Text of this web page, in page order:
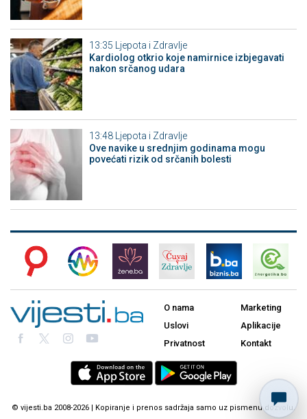
13:35
Ljepota i Zdravlje
Kardiolog otkrio koje namirnice izbjegavati
nakon srčanog udara
13:48 Ljepota i Zdravlje
Ove navike u srednjim godinama mogu
povećati rizik od srčanih bolesti
O nama
Uslovi
Privatnost
Marketing
Aplikacije
Kontakt
© vijesti.ba 2008-2026 | Kopiranje i prenos sadržaja samo uz pismenu dozvolu.